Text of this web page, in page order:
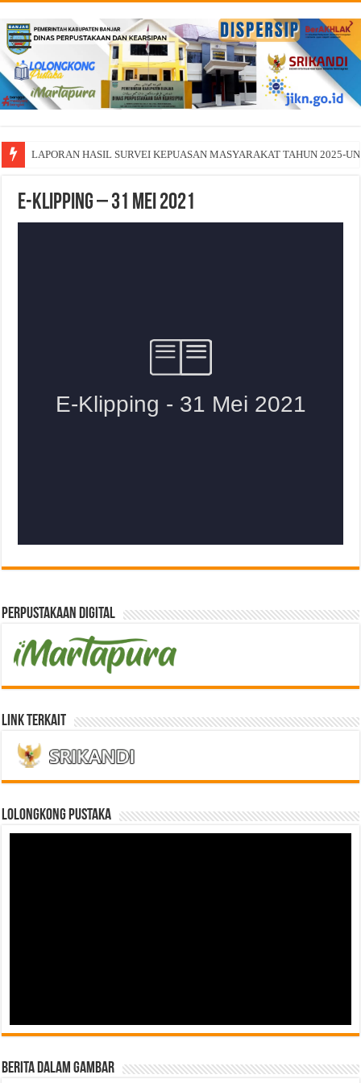
LAPORAN HASIL SURVEI KEPUASAN MASYARAKAT TAHUN 2025-
E-Klipping – 31 Mei 2021
Perpustakaan Digital
Link Terkait
LOLONGKONG PUSTAKA
Berita Dalam Gambar